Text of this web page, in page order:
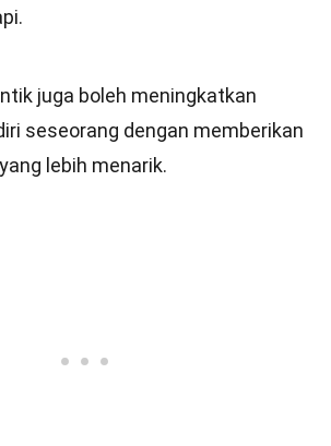
juga boleh meningkatkan
seseorang dengan memberikan
lebih menarik.